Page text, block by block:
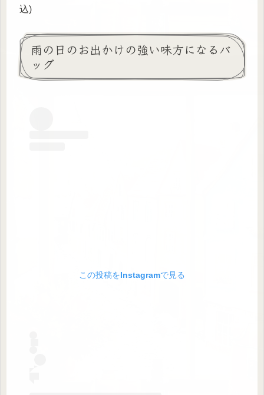
込)
雨の日のお出かけの強い味方になるバ
ッグ
この投稿をInstagramで見る